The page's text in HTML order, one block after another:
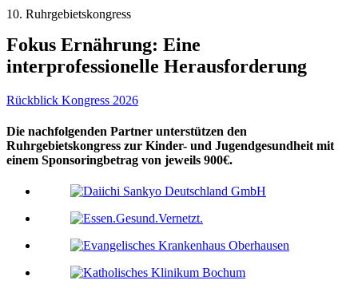
10. Ruhrgebietskongress
Fokus Ernährung: Eine
interprofessionelle Herausforderung
Rückblick Kongress 2026
Die nachfolgenden Partner unterstützen den
Ruhrgebietskongress zur Kinder- und Jugendgesundheit mit
einem Sponsoringbetrag von jeweils 900€.